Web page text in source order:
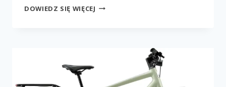
DOWIEDZ SIĘ WIĘCEJ RHEO